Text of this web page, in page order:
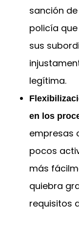
sanción
policía
sus
legítima.
en los
empresas
pocos
más
quiebra
requisitos